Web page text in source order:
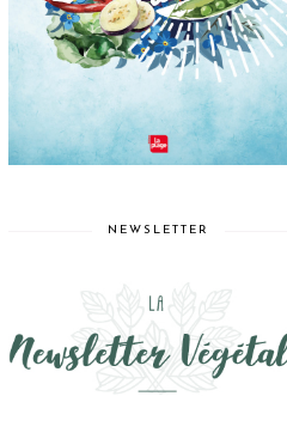
NEWSLETTER